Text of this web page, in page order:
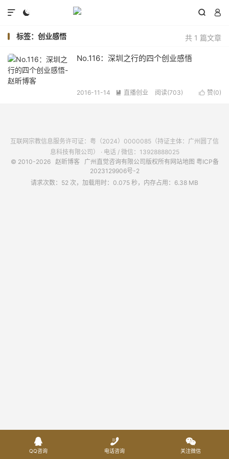
  

共 1 篇文章
标签：创业感悟
No.116：深圳之行的四个创业感悟
 赞(0)
2016-11-14  直播创业 阅读(703)
互联网宗教信息服务许可证：粤（2024）0000085（持证主体：广州圆了信
息科技有限公司） · 电话 / 微信：13928888025
© 2010-2026 赵昕博客 广州直觉咨询有限公司版权所有 网站地图 粤ICP备
2023129906号-2
请求次数：52 次，加载用时：0.075 秒，内存占用：6.38 MB

QQ咨询

电话咨询

关注微信